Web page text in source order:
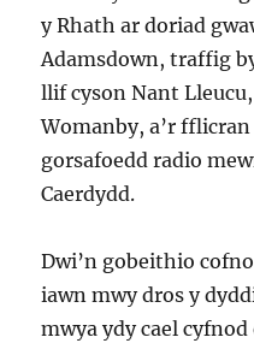
y Rhath ar doriad
Adamsdown, traffig
llif cyson Nant
Womanby, a’r
gorsafoedd radio
Caerdydd.
Dwi’n gobeithio
iawn mwy dros y
mwya ydy cael